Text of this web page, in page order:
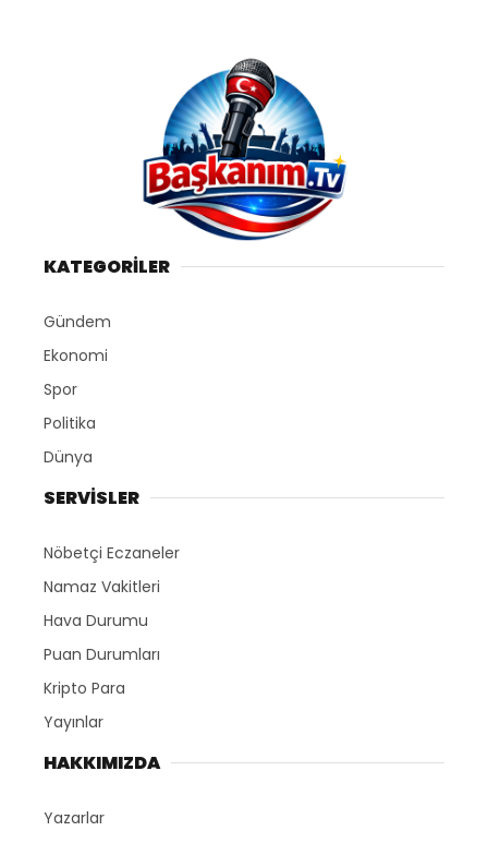
KATEGORİLER
Gündem
Ekonomi
Spor
Politika
Dünya
SERVİSLER
Nöbetçi Eczaneler
Namaz Vakitleri
Hava Durumu
Puan Durumları
Kripto Para
Yayınlar
HAKKIMIZDA
Yazarlar